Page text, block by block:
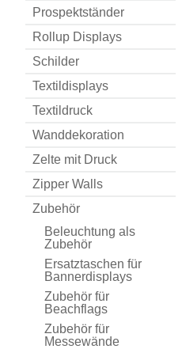
Prospektständer
Rollup Displays
Schilder
Textildisplays
Textildruck
Wanddekoration
Zelte mit Druck
Zipper Walls
Zubehör
Beleuchtung als
Zubehör
Ersatztaschen für
Bannerdisplays
Zubehör für
Beachflags
Zubehör für
Messewände